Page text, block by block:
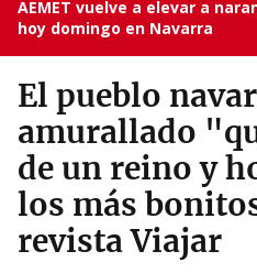
AEMET vuelve a elevar a
hoy domingo en Navarra
El pueblo
amurallado
de un reino y
los más
revista Viajar